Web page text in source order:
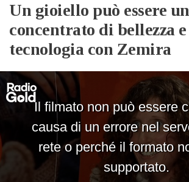
Un gioiello può essere un
concentrato di bellezza e
tecnologia con Zemira